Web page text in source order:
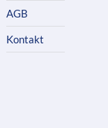
AGB
Kontakt